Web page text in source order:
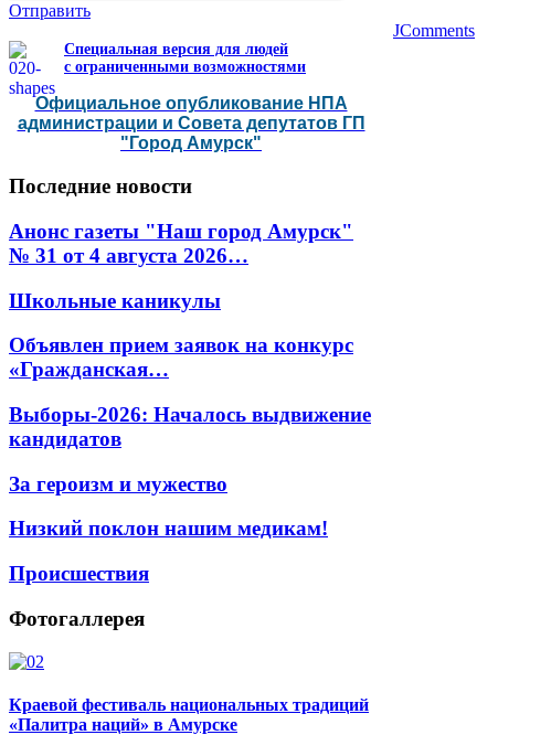
Отправить
JComments
Специальная версия для людей
с ограниченными возможностями
Официальное опубликование НПА
администрации и Совета депутатов ГП
"Город Амурск"
Последние новости
Анонс газеты "Наш город Амурск"
№ 31 от 4 августа 2026…
Школьные каникулы
Объявлен прием заявок на конкурс
«Гражданская…
Выборы-2026: Началось выдвижение
кандидатов
За героизм и мужество
Низкий поклон нашим медикам!
Происшествия
Фотогаллерея
Краевой фестиваль национальных традиций
«Палитра наций» в Амурске